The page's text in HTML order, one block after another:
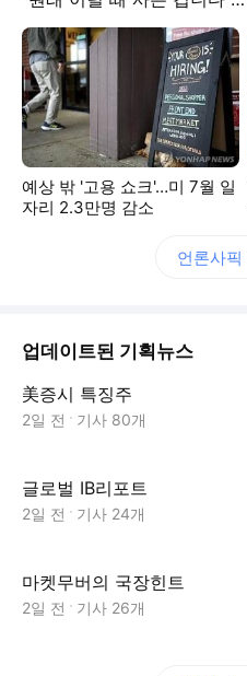
예상 밖 '고용 쇼크'…미 7월 일
자리 2.3만명 감소
언론사픽
업데이트된 기획뉴스
美증시 특징주
2일 전 기사 80개
글로벌 IB리포트
2일 전 기사 24개
마켓무버의 국장힌트
2일 전 기사 26개